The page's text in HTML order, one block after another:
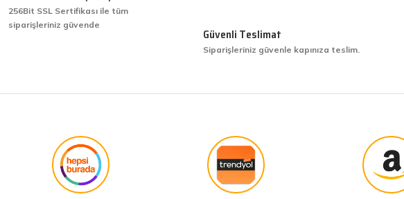
hakkıyla yapmak diye buna derim.
256Bit SSL Sertifikası ile tüm
siparişleriniz güvende
Güvenli Teslimat
Siparişleriniz güvenle kapınıza teslim.